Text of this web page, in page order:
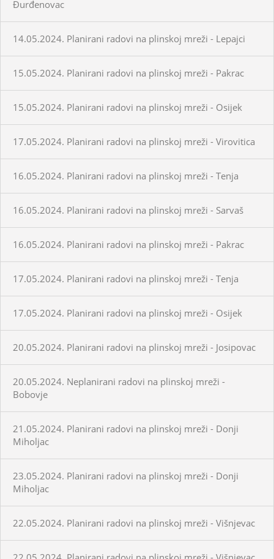
Đurđenovac
14.05.2024. Planirani radovi na plinskoj mreži - Lepajci
15.05.2024. Planirani radovi na plinskoj mreži - Pakrac
15.05.2024. Planirani radovi na plinskoj mreži - Osijek
17.05.2024. Planirani radovi na plinskoj mreži - Virovitica
16.05.2024. Planirani radovi na plinskoj mreži - Tenja
16.05.2024. Planirani radovi na plinskoj mreži - Sarvaš
16.05.2024. Planirani radovi na plinskoj mreži - Pakrac
17.05.2024. Planirani radovi na plinskoj mreži - Tenja
17.05.2024. Planirani radovi na plinskoj mreži - Osijek
20.05.2024. Planirani radovi na plinskoj mreži - Josipovac
20.05.2024. Neplanirani radovi na plinskoj mreži -
Bobovje
21.05.2024. Planirani radovi na plinskoj mreži - Donji
Miholjac
23.05.2024. Planirani radovi na plinskoj mreži - Donji
Miholjac
22.05.2024. Planirani radovi na plinskoj mreži - Višnjevac